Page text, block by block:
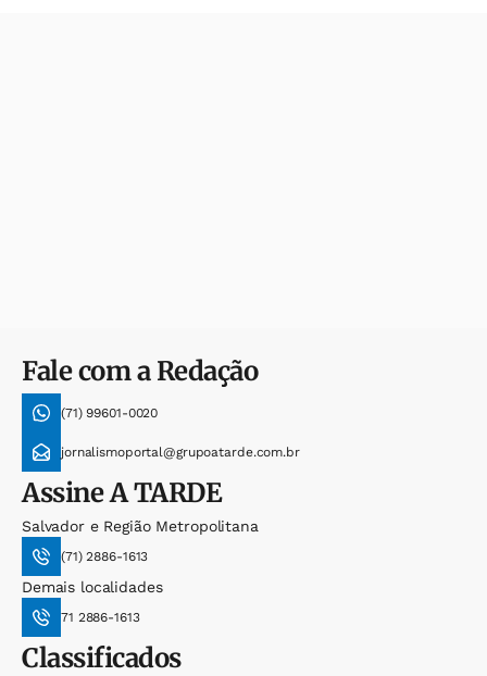
Fale com a Redação
(71) 99601-0020
jornalismoportal@grupoatarde.com.br
AssineA TARDE
Salvador e Região Metropolitana
(71) 2886-1613
Demais localidades
71 2886-1613
Classificados